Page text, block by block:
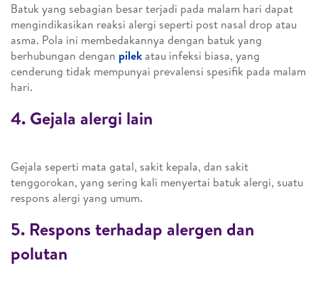
Batuk yang sebagian besar terjadi pada malam hari dapat
mengindikasikan reaksi alergi seperti post nasal drop atau
asma. Pola ini membedakannya dengan batuk yang
berhubungan dengan pilekatau infeksi biasa, yang
cenderung tidak mempunyai prevalensi spesifik pada malam
hari.
4. Gejala alergi lain
Gejala seperti mata gatal, sakit kepala, dan sakit
tenggorokan, yang sering kali menyertai batuk alergi, suatu
respons alergi yang umum.
5. Respons terhadap alergen dan
polutan